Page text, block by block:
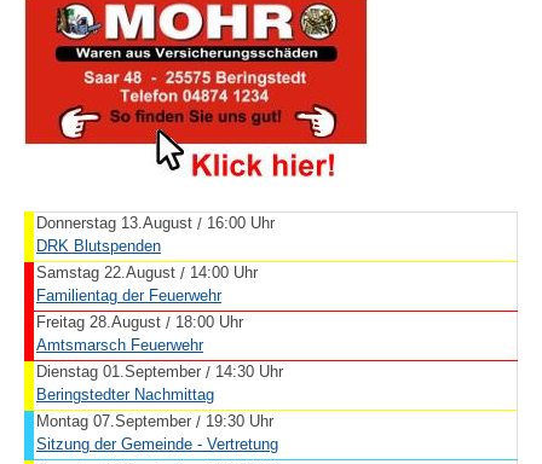
Donnerstag 13.August / 16:00 Uhr
DRK Blutspenden
Samstag 22.August / 14:00 Uhr
Familientag der Feuerwehr
Freitag 28.August / 18:00 Uhr
Amtsmarsch Feuerwehr
Dienstag 01.September / 14:30 Uhr
Beringstedter Nachmittag
Montag 07.September / 19:30 Uhr
Sitzung der Gemeinde - Vertretung